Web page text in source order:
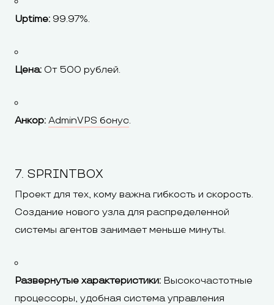
Uptime: 99.97%.
Цена: От 500 рублей.
Анкор: AdminVPS бонус.
7. SPRINTBOX
Проект для тех, кому важна гибкость и скорость.
Создание нового узла для распределенной
системы агентов занимает меньше минуты.
Развернутые характеристики: Высокочастотные
процессоры, удобная система управления